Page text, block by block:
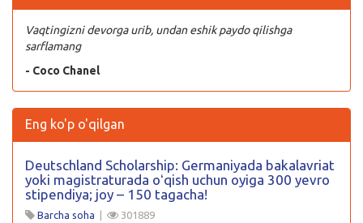
Vaqtingizni devorga urib, undan eshik paydo qilishga
sarflamang
- Coco Chanel
Eng ko'p o'qilgan
Deutschland Scholarship: Germaniyada bakalavriat
yoki magistraturada oʻqish uchun oyiga 300 yevro
stipendiya; joy – 150 tagacha!
Barcha soha | 301889